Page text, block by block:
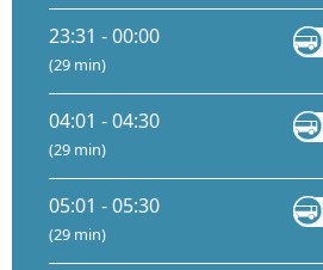
23:31 - 00:00
(29 min)
04:01 - 04:30
(29 min)
05:01 - 05:30
(29 min)